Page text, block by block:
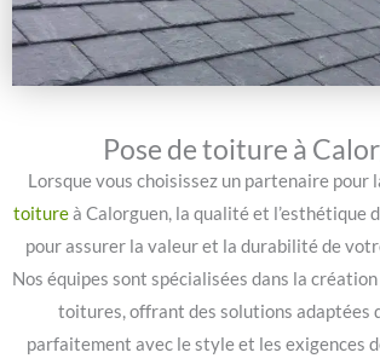
Pose de toiture à
Lorsque vous choisissez un partenaire pour
toitureà Calorguen, la qualité et l’esthétique
pour assurer la valeur et la durabilité de
Nos équipes sont spécialisées dans la
toitures, offrant des solutions adaptées
parfaitement avec le style et les exigences